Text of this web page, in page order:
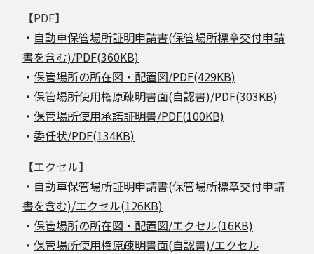
【PDF】
・ 自動車保管場所証明申請書(保管場所標章交付申請
書を含む)/PDF(360KB)
・ 保管場所の所在図・配置図/PDF(429KB)
・ 保管場所使用権原疎明書面(自認書)/PDF(303KB)
・ 保管場所使用承諾証明書/PDF(100KB)
・ 委任状/PDF(134KB)
【エクセル】
・ 自動車保管場所証明申請書(保管場所標章交付申請
書を含む)/エクセル(126KB)
・ 保管場所の所在図・配置図/エクセル(16KB)
・ 保管場所使用権原疎明書面(自認書)/エクセル